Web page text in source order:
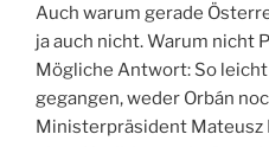
Auch warum gerade
ja auch nicht. Warum nicht
Mögliche Antwort: So
gegangen, weder Orbán
Ministerpräsident Mateusz